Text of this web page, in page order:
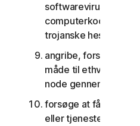
softwarevirus eller
computerkode eller
trojanske heste,
angribe, forstyrre,
måde til ethvert
node gennem
forsøge at få
eller tjenester eller